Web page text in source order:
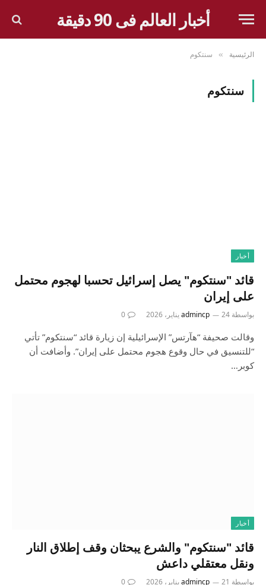
أخبار العالم فى 90 دقيقة
الرئيسية » سنتكوم
سنتكوم
أخبار
قائد "سنتكوم" يصل إسرائيل تحسبا لهجوم محتمل
على إيران
بواسطة admincp 24 يناير، 2026 0
وقالت صحيفة “هآرتس” الإسرائيلية إن زيارة قائد “سنتكوم” تأتي
“للتنسيق في حال وقوع هجوم محتمل على إيران”. وأضافت أن
كوبر…
أخبار
قائد "سنتكوم" والشرع يبحثان وقف إطلاق النار
ونقل معتقلي داعش
بواسطة admincp 21 يناير، 2026 0